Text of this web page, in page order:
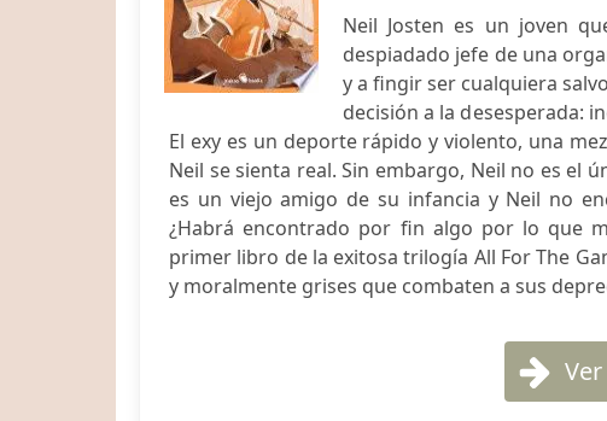
Neil Josten es un joven
despiadado jefe de una
y a fingir ser cualquiera
decisión a la desesperada:
El exy es un deporte rápido y violento, una
Neil se sienta real. Sin embargo, Neil no es el
es un viejo amigo de su infancia y Neil no
¿Habrá encontrado por fin algo por lo que
primer libro de la exitosa trilogía All For The
y moralmente grises que combaten a sus